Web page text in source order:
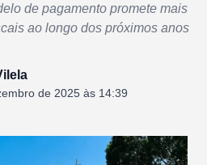
de pagamento promete mais
ao longo dos próximos anos
de 2025 às 14:39